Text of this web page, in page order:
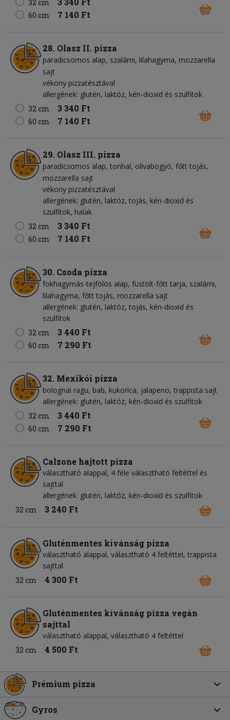
32 cm
60 cm 7 140 Ft
28. Olasz II. pizza
paradicsomos alap szalámi lilahagyma mozzarella
sajt
vékony pizzatésztával
allergének: glutén, laktóz, kén-dioxid és szulfitok
32 cm
3 340 Ft
60 cm 7 140 Ft
29. Olasz III. pizza
paradicsomos alap tonhal olívabogyó főtt tojás
mozzarella sajt
vékony pizzatésztával
allergének: glutén, laktóz, tojás, kén-dioxid és
szulfitok, halak
32 cm
3 340 Ft
60 cm 7 140 Ft
30. Csoda pizza
fokhagymás-tejfölös alap füstölt-főtt tarja szalámi
lilahagyma főtt tojás mozzarella sajt
allergének: glutén, laktóz, tojás, kén-dioxid és
szulfitok
32 cm
3 440 Ft
60 cm 7 290 Ft
32. Mexikói pizza
bolognai ragu bab kukorica jalapeno trappista sajt
allergének: glutén, laktóz, kén-dioxid és szulfitok
32 cm
3 440 Ft
60 cm 7 290 Ft
Calzone hajtott pizza
választható alappal, 4 féle választható feltéttel és
sajttal
allergének: glutén, laktóz, kén-dioxid és szulfitok
32 cm
3 240 Ft
Gluténmentes kívánság pizza
választható alappal, választható 4 feltéttel, trappista
sajttal
32 cm
4 300 Ft
Gluténmentes kívánság pizza vegán
sajttal
választható alappal, választható 4 feltéttel
32 cm
4 500 Ft
Prémium pizza
Gyros